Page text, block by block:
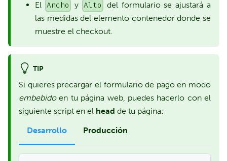
El Ancho y Alto
del formulario se ajustará a
las medidas del elemento contenedor donde se
muestre el checkout.
TIP
Si quieres precargar el formulario de pago en modo
embebidoen tu página web, puedes hacerlo con el
siguiente script en el head de tu página:
Desarrollo Producción